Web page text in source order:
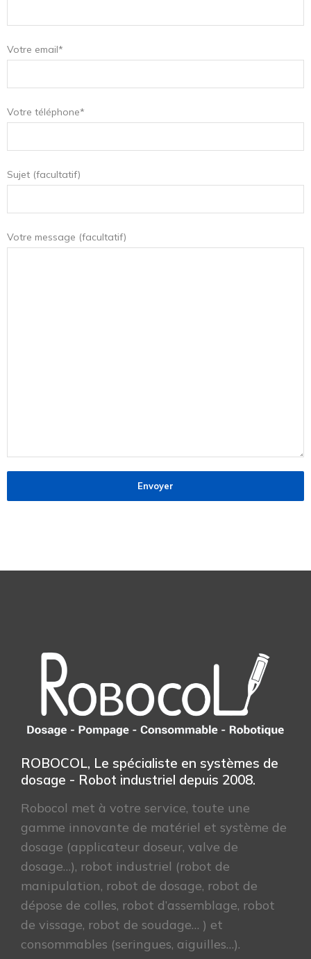
Votre email*
Votre téléphone*
Sujet (facultatif)
Votre message (facultatif)
ROBOCOL, Le spécialiste en systèmes de
dosage - Robot industriel depuis 2008.
Robocol met à votre service, toute une
gamme innovante de matériel et système de
dosage (applicateur doseur, valve de
dosage…), robot industriel (robot de
manipulation, robot de dosage, robot de
dépose de colles, robot d’assemblage, robot
de vissage, robot de soudage… ) et
consommables (seringues, aiguilles…).